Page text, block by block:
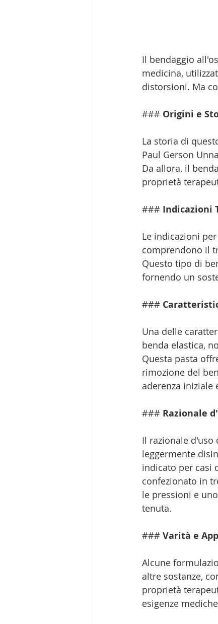
Il bendaggio
medicina,
distorsioni. Ma
### Origini e
La storia di
Paul Gerson
Da allora, il
proprietà
### Indicazioni
Le indicazioni
comprendono il
Questo tipo di
fornendo un
###
Una delle
benda elastica,
Questa pasta
rimozione del
aderenza iniziale
### Razionale
Il razionale
leggermente
indicato per casi
confezionato in
le pressioni e
tenuta.
### Varità e
Alcune
altre sostanze,
proprietà
esigenze